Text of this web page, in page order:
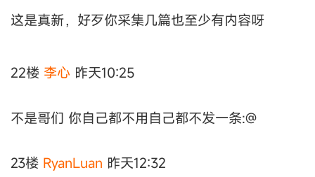
这是真新，好歹你采集几篇也至少有内容呀
22楼 李心 昨天10:25
不是哥们 你自己都不用自己都不发一条:@
23楼 RyanLuan 昨天12:32